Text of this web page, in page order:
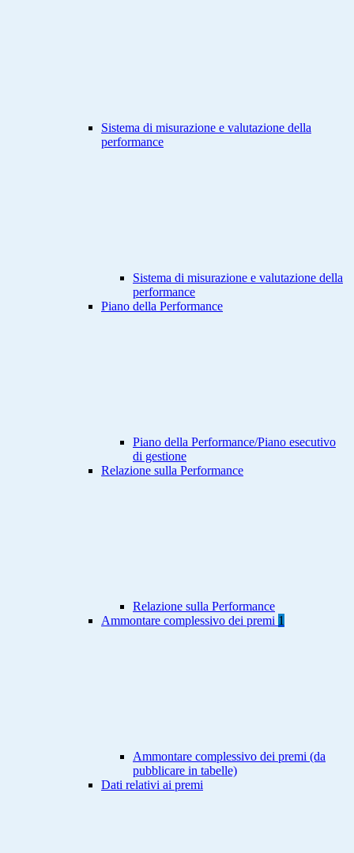
Sistema di misurazione e valutazione della
performance
Sistema di misurazione e valutazione della
performance
Piano della Performance
Piano della Performance/Piano esecutivo
di gestione
Relazione sulla Performance
Relazione sulla Performance
Ammontare complessivo dei premi 1
Ammontare complessivo dei premi (da
pubblicare in tabelle)
Dati relativi ai premi